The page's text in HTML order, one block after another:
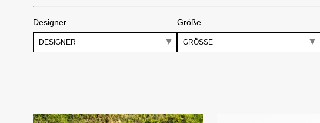
Designer
DESIGNER
Größe
GRÖSSE